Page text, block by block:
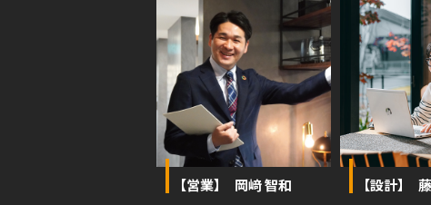
【営業】 岡﨑 智和 【設計】